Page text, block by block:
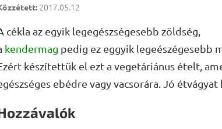
2017.05.12
cékla az egyik legegészségesebb zöldség,
kendermag pedig ez eggyik legeészégesebb
készítettük el ezt a vegetáriánus ételt,
ebédre vagy vacsorára. Jó étvágyat